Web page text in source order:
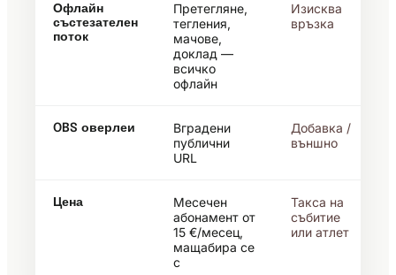
Офлайн
състезателен
поток
Претегляне,
тегления,
мачове,
доклад —
всичко
офлайн
Изисква
връзка
OBS оверлеи
Вградени
публични
URL
Добавка /
външно
Цена
Месечен
абонамент от
15 €/месец,
мащабира се
с
Такса на
събитие
или атлет